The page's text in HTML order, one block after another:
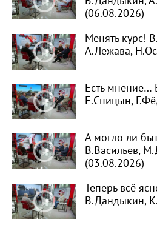
(06.08.2026)
Менять курс!
А.Лежава,
Есть мнение…
Е.Спицын,
А могло ли
В.Васильев,
(03.08.2026)
Теперь всё
В.Дандыкин,